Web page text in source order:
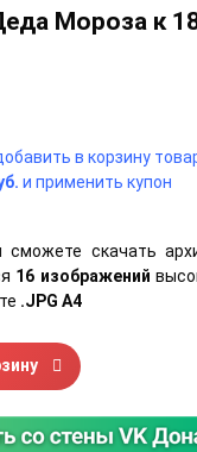
Мороза к
в корзину
и применить купон
сможете скачать
16 изображений
.JPG А4
Речевые облачка